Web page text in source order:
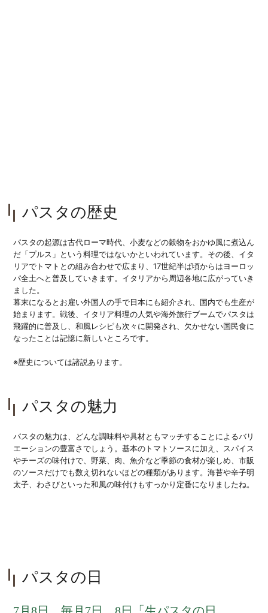
パスタの歴史
パスタの起源は古代ローマ時代、小麦などの穀物をおかゆ風に煮込ん
だ「プルス」という料理ではないかといわれています。その後、イタ
リアでトマトとの組み合わせで広まり、17世紀半ば頃からはヨーロッ
パ全土へと普及していきます。イタリアから周辺各地に広がっていき
ました。
幕末になるとお雇い外国人の手で日本にも紹介され、国内でも生産が
始まります。戦後、イタリア料理の人気や海外旅行ブームでパスタは
飛躍的に普及し、和風レシピも次々に開発され、欠かせない国民食に
なったことは記憶に新しいところです。
※歴史については諸説あります。
パスタの魅力
パスタの魅力は、どんな調味料や具材ともマッチすることによるバリ
エーションの豊富さでしょう。基本のトマトソースに加え、スパイス
やチーズの味付けで、野菜、肉、魚介など季節の食材が楽しめ、市販
のソースだけでも数え切れないほどの種類があります。海苔や辛子明
太子、わさびといった和風の味付けもすっかり定番になりましたね。
パスタの日